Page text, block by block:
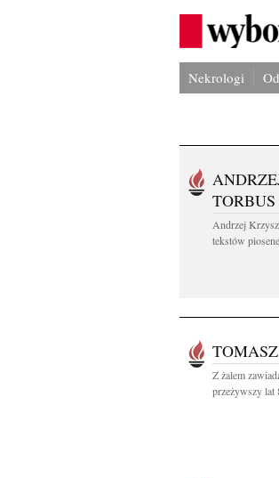
Nekrologi
TORBUS
Andrzej
tekstów
Z żalem
przeżywszy lat